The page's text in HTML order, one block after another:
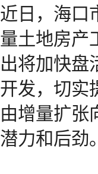
近日，海口
量土地房产
出将加快盘
开发，切实
由增量扩张
潜力和后劲